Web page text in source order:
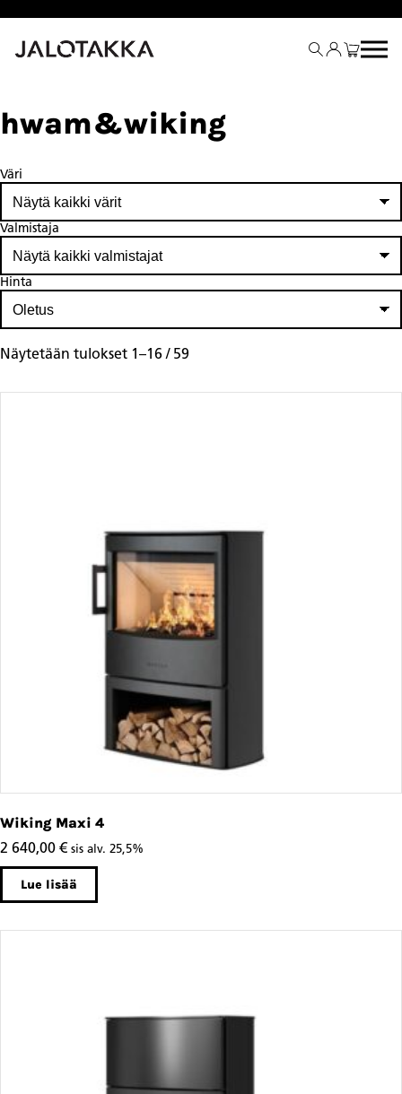
hwam&wiking
Väri
Valmistaja
Hinta
Näytetään tulokset 1–16 / 59
Wiking Maxi 4
2 640,00 € sis alv. 25,5%
Lue lisää